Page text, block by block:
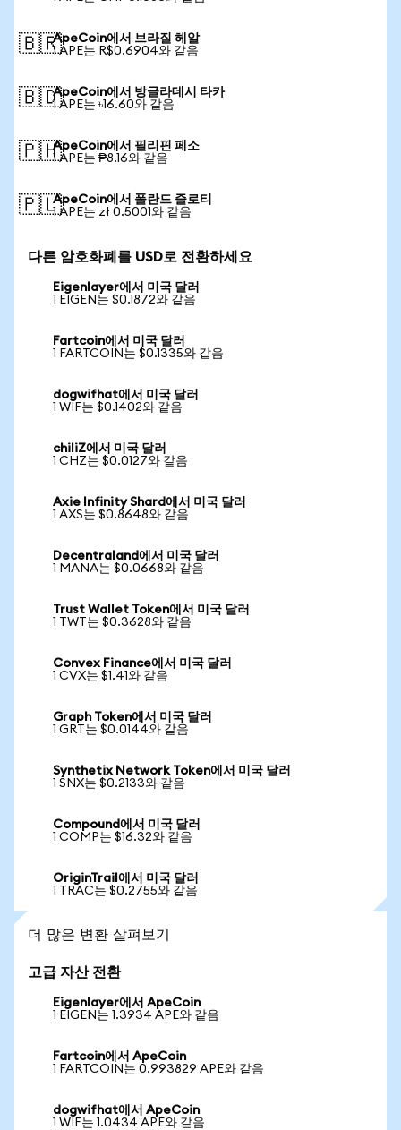
🇧🇷ApeCoin에서 브라질 헤알
1 APE는 R$0.6904와 같음
🇧🇩ApeCoin에서 방글라데시 타카
1 APE는 ৳16.60와 같음
🇵🇭ApeCoin에서 필리핀 페소
1 APE는 ₱8.16와 같음
🇵🇱ApeCoin에서 폴란드 즐로티
1 APE는 zł 0.5001와 같음
다른 암호화폐를 USD로 전환하세요
Eigenlayer에서 미국 달러
1 EIGEN는 $0.1872와 같음
Fartcoin에서 미국 달러
1 FARTCOIN는 $0.1335와 같음
dogwifhat에서 미국 달러
1 WIF는 $0.1402와 같음
chiliZ에서 미국 달러
1 CHZ는 $0.0127와 같음
Axie Infinity Shard에서 미국 달러
1 AXS는 $0.8648와 같음
Decentraland에서 미국 달러
1 MANA는 $0.0668와 같음
Trust Wallet Token에서 미국 달러
1 TWT는 $0.3628와 같음
Convex Finance에서 미국 달러
1 CVX는 $1.41와 같음
Graph Token에서 미국 달러
1 GRT는 $0.0144와 같음
Synthetix Network Token에서 미국 달러
1 SNX는 $0.2133와 같음
Compound에서 미국 달러
1 COMP는 $16.32와 같음
OriginTrail에서 미국 달러
1 TRAC는 $0.2755와 같음
더 많은 변환 살펴보기
고급 자산 전환
Eigenlayer에서 ApeCoin
1 EIGEN는 1.3934 APE와 같음
Fartcoin에서 ApeCoin
1 FARTCOIN는 0.993829 APE와 같음
dogwifhat에서 ApeCoin
1 WIF는 1.0434 APE와 같음